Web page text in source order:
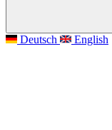
Deutsch English